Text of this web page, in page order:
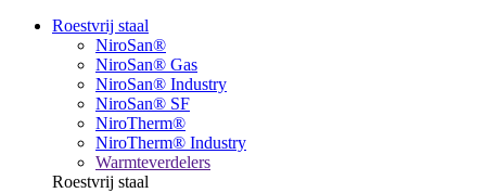
Roestvrij staal
NiroSan®
NiroSan® Gas
NiroSan® Industry
NiroSan® SF
NiroTherm®
NiroTherm® Industry
Warmteverdelers
Roestvrij staal